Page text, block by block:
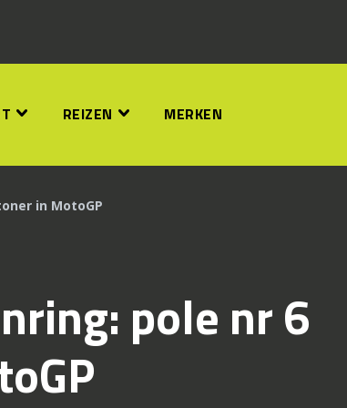
REIZEN MERKEN
in MotoGP
pole nr 6